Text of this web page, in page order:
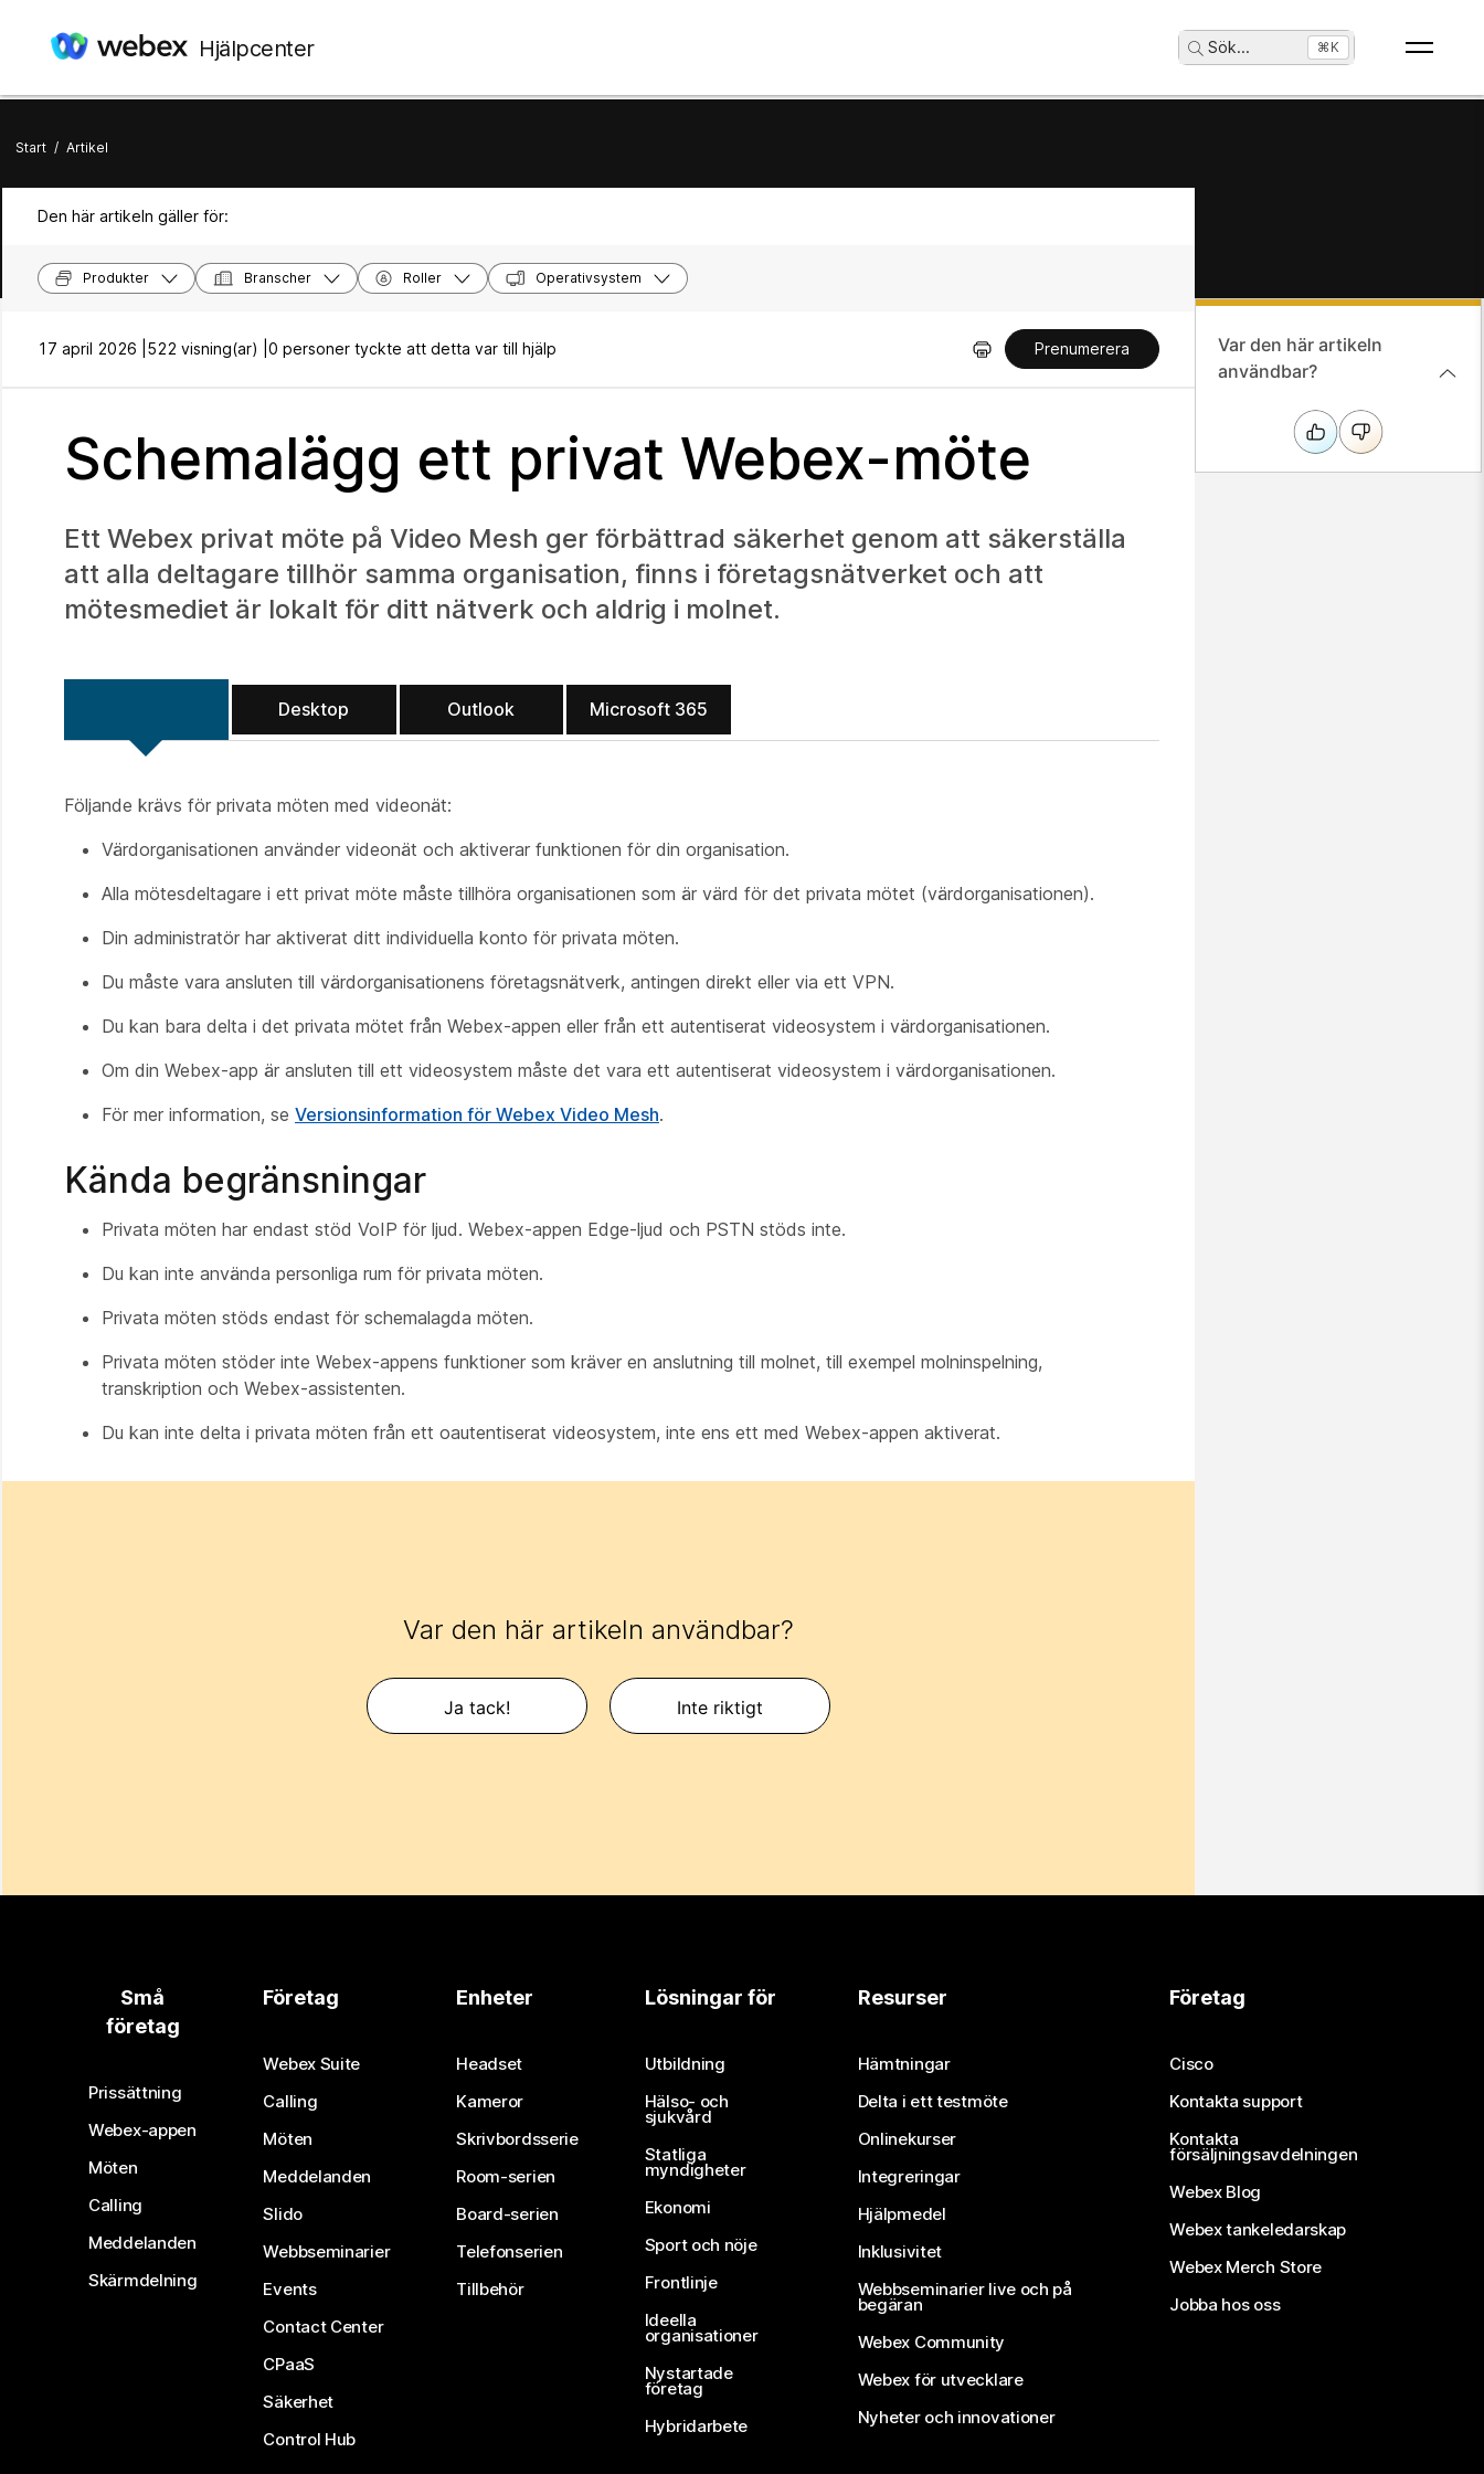
Hjälpcenter Sök... ⌘K
Start / Artikel
Den här artikeln gäller för:
Produkter Branscher Roller Operativsystem
17 april 2026 | 522 visning(ar) | 0 personer tyckte att detta var till hjälp Prenumerera
Schemalägg ett privat Webex-möte
Ett Webex privat möte på Video Mesh ger förbättrad säkerhet genom att säkerställa
att alla deltagare tillhör samma organisation, finns i företagsnätverket och att
mötesmediet är lokalt för ditt nätverk och aldrig i molnet.
Desktop Outlook Microsoft 365
Följande krävs för privata möten med videonät:
Värdorganisationen använder videonät och aktiverar funktionen för din organisation.
Alla mötesdeltagare i ett privat möte måste tillhöra organisationen som är värd för det privata mötet (värdorganisationen).
Din administratör har aktiverat ditt individuella konto för privata möten.
Du måste vara ansluten till värdorganisationens företagsnätverk, antingen direkt eller via ett VPN.
Du kan bara delta i det privata mötet från Webex-appen eller från ett autentiserat videosystem i värdorganisationen.
Om din Webex-app är ansluten till ett videosystem måste det vara ett autentiserat videosystem i värdorganisationen.
För mer information, se Versionsinformation för Webex Video Mesh.
Kända begränsningar
Privata möten har endast stöd VoIP för ljud. Webex-appen Edge-ljud och PSTN stöds inte.
Du kan inte använda personliga rum för privata möten.
Privata möten stöds endast för schemalagda möten.
Privata möten stöder inte Webex-appens funktioner som kräver en anslutning till molnet, till exempel molninspelning,
transkription och Webex-assistenten.
Du kan inte delta i privata möten från ett oautentiserat videosystem, inte ens ett med Webex-appen aktiverat.
Var den här artikeln användbar?
Ja tack! Inte riktigt
Var den här artikeln
användbar?
Små
företag
Prissättning
Webex-appen
Möten
Calling
Meddelanden
Skärmdelning
Företag
Webex Suite
Calling
Möten
Meddelanden
Slido
Webbseminarier
Events
Contact Center
CPaaS
Säkerhet
Control Hub
Enheter
Headset
Kameror
Skrivbordsserie
Room-serien
Board-serien
Telefonserien
Tillbehör
Lösningar för
Utbildning
Hälso- och
sjukvård
Statliga
myndigheter
Ekonomi
Sport och nöje
Frontlinje
Ideella
organisationer
Nystartade
företag
Hybridarbete
Resurser
Hämtningar
Delta i ett testmöte
Onlinekurser
Integreringar
Hjälpmedel
Inklusivitet
Webbseminarier live och på
begäran
Webex Community
Webex för utvecklare
Nyheter och innovationer
Företag
Cisco
Kontakta support
Kontakta
försäljningsavdelningen
Webex Blog
Webex tankeledarskap
Webex Merch Store
Jobba hos oss